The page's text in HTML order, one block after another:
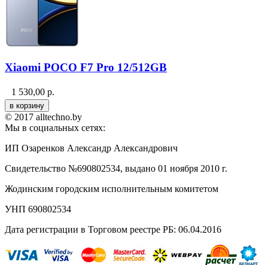
Xiaomi POCO F7 Pro 12/512GB
1 530,00 р.
© 2017 alltechno.by
Мы в социальных сетях:
ИП Озаренков Александр Александрович
Свидетельство №690802534, выдано 01 ноября 2010 г.
Жодинским городским исполнительным комитетом
УНП 690802534
Дата регистрации в Торговом реестре РБ: 06.04.2016